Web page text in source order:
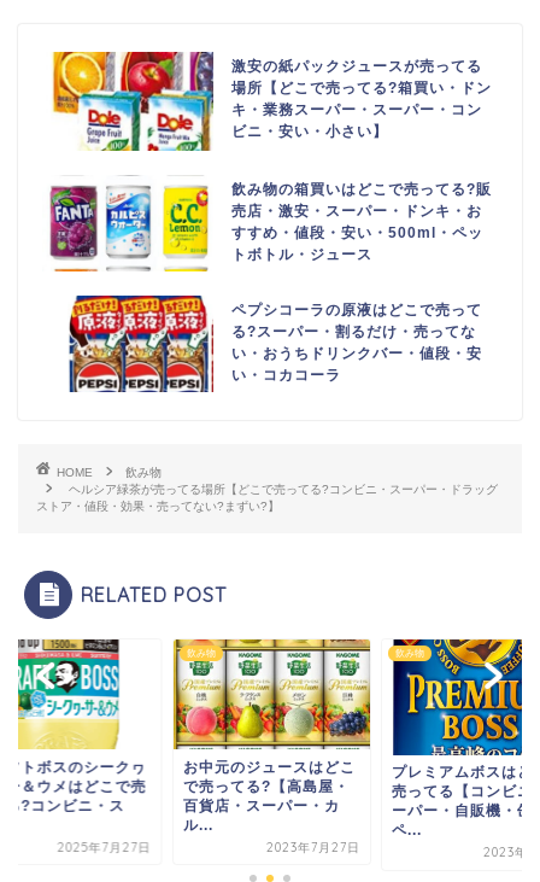
激安の紙パックジュースが売ってる
場所【どこで売ってる?箱買い・ドン
キ・業務スーパー・スーパー・コン
ビニ・安い・小さい】
飲み物の箱買いはどこで売ってる?販
売店・激安・スーパー・ドンキ・お
すすめ・値段・安い・500ml・ペッ
トボトル・ジュース
ペプシコーラの原液はどこで売って
る?スーパー・割るだけ・売ってな
い・おうちドリンクバー・値段・安
い・コカコーラ
HOME
飲み物
ヘルシア緑茶が売ってる場所【どこで売ってる?コンビニ・スーパー・ドラッグ
ストア・値段・効果・売ってない?まずい?】
RELATED POST
フトボスのシークヮ
ー＆ウメはどこで売
る?コンビニ・ス
2025年7月27日
飲み物
お中元のジュースはどこ
で売ってる?【高島屋・
百貨店・スーパー・カ
ル...
2023年7月27日
飲み物
プレミアムボスはど
売ってる【コンビニ
ーパー・自販機・缶
ペ...
2023年8